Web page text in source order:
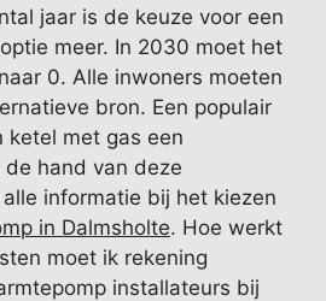
jaar is de keuze voor een
meer. In 2030 moet het
0. Alle inwoners moeten
bron. Een populair
ketel met gas een
hand van deze
informatie bij het kiezen
in Dalmsholte. Hoe werkt
moet ik rekening
installateurs bij